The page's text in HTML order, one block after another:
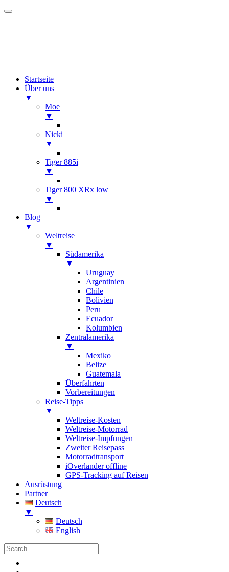
Startseite
Über uns
▼
Moe
▼
Nicki
▼
Tiger 885i
▼
Tiger 800 XRx low
▼
Blog
▼
Weltreise
▼
Südamerika
▼
Uruguay
Argentinien
Chile
Bolivien
Peru
Ecuador
Kolumbien
Zentralamerika
▼
Mexiko
Belize
Guatemala
Überfahrten
Vorbereitungen
Reise-Tipps
▼
Weltreise-Kosten
Weltreise-Motorrad
Weltreise-Impfungen
Zweiter Reisepass
Motorradtransport
iOverlander offline
GPS-Tracking auf Reisen
Ausrüstung
Partner
Deutsch
▼
Deutsch
English